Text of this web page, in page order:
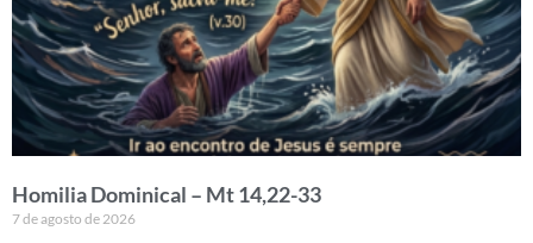
Homilia Dominical – Mt 14,22-33
7 de agosto de 2026